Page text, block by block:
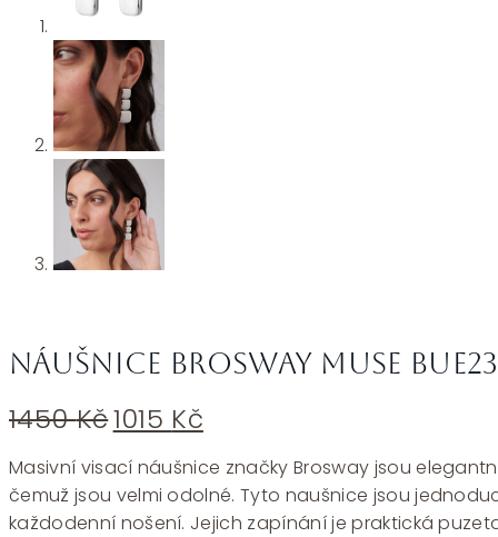
Náušnice Brosway MUSE BUE23
1450KčPůvodní
cena
byla:
1450 Kč.
1015 KčAktuální
cena
je:
1015 Kč.
Masivní visací náušnice značky Brosway jsou
čemuž jsou velmi odolné. Tyto naušnice jsou
každodenní nošení. Jejich zapínání je praktická